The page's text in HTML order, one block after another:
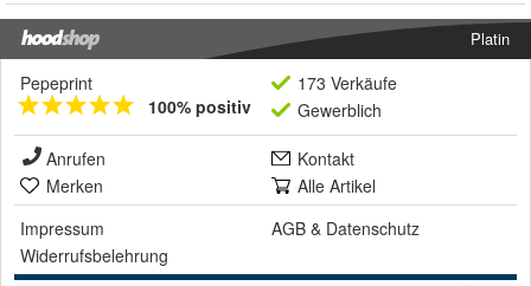
Platin
Pepeprint
100% positiv
173 Verkäufe
Gewerblich
Anrufen
Kontakt
Merken
Alle Artikel
Impressum
AGB & Datenschutz
Widerrufsbelehrung